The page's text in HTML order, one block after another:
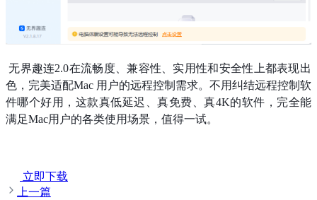
无界趣连2.0在流畅度、兼容性、实用性和安全性上都表现出
色，完美适配Mac 用户的远程控制需求。不用纠结远程控制软
件哪个好用，这款真低延迟、真免费、真4K的软件，完全能
满足Mac用户的各类使用场景，值得一试。​
立即下载
上一篇